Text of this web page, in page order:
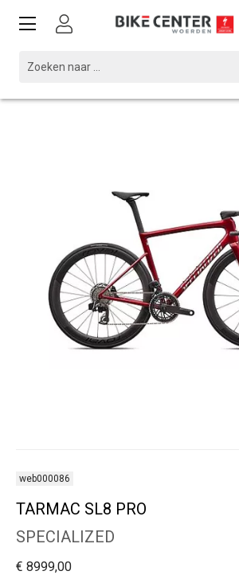
web000086
TARMAC SL8 PRO
SPECIALIZED
€ 8999,00